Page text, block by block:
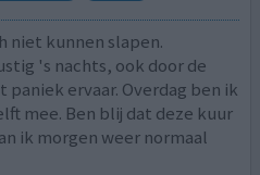
niet kunnen slapen.
's nachts, ook door de
ervaar. Overdag ben ik
mee. Ben blij dat deze kuur
ik morgen weer normaal